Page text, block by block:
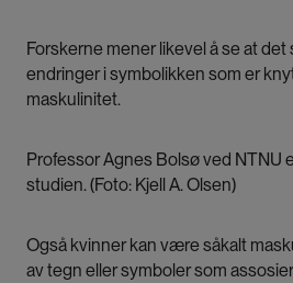
Forskerne mener likevel å se at det
endringer i symbolikken som er
maskulinitet.
Professor Agnes Bolsø ved NTNU
studien. (Foto: Kjell A. Olsen)
Også kvinner kan være såkalt
av tegn eller symboler som